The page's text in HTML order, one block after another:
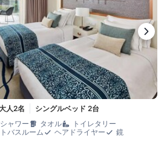
人2名
シングルベッド 2台
シャワー タオル
トイレタリー
バスルーム ヘアドライヤー
鏡